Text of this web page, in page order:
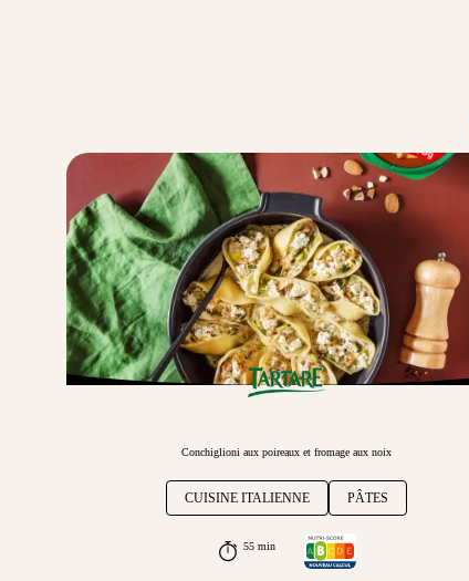
Conchiglioni aux poireaux et fromage aux noix
CUISINE ITALIENNE PÂTES
55 min